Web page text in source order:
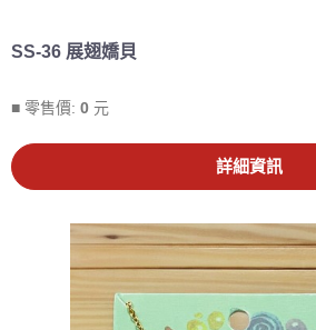
SS-36 展翅嬌貝
■ 零售價: 0 元
詳細資訊